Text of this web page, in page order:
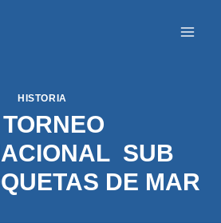
HISTORIA
SUB
DE MAR